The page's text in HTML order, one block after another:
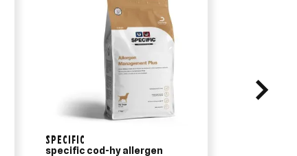
SPECIFIC
specific cod-hy allergen